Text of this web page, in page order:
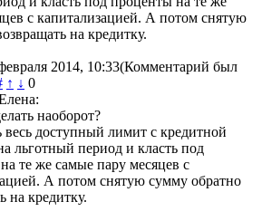
с капитализацией. А потом снятую
на кредитку.
2014, 10:33(Комментарий был
↑ ↓ 0
наоборот?
доступный лимит с кредитной
льготный период и класть под
те же самые пару месяцев с
А потом снятую сумму обратно
на кредитку.